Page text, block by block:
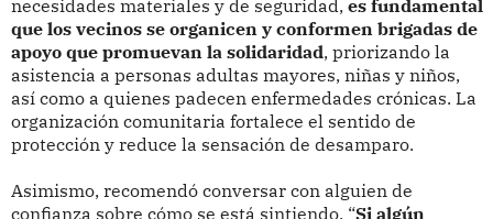
necesidades materiales y de seguridad, es fundamental
que los vecinos se organicen y conformen brigadas de
apoyo que promuevan la solidaridad, priorizando la
asistencia a personas adultas mayores, niñas y niños,
así como a quienes padecen enfermedades crónicas. La
organización comunitaria fortalece el sentido de
protección y reduce la sensación de desamparo.
Asimismo, recomendó conversar con alguien de
confianza sobre cómo se está sintiendo. “Si algún